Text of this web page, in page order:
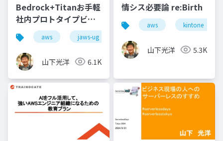
Bedrock+Titanお手軽
社内プロトタイプビル
ディングaws jaws-ug
山下光洋 6.1K
情シス必要論 re:Birth
aws kintone
山下光洋 5.3K